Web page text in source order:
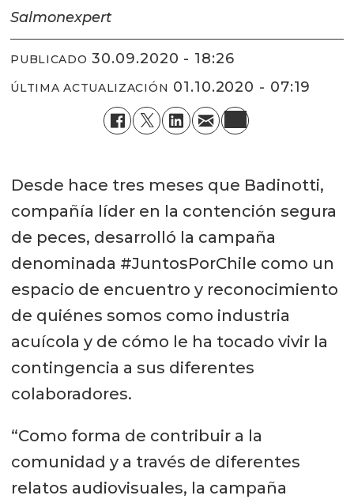
Salmonexpert
PUBLICADO 30.09.2020 - 18:26
ÚLTIMA ACTUALIZACIÓN 01.10.2020 - 07:19
Desde hace tres meses que Badinotti,
compañía líder en la contención segura
de peces, desarrolló la campaña
denominada #JuntosPorChile como un
espacio de encuentro y reconocimiento
de quiénes somos como industria
acuícola y de cómo le ha tocado vivir la
contingencia a sus diferentes
colaboradores.
“Como forma de contribuir a la
comunidad y a través de diferentes
relatos audiovisuales, la campaña